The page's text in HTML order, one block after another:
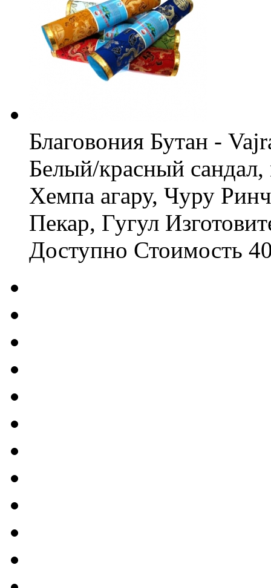
Благовония Бутан -
Белый/красный
Хемпа агару, Чуру
Пекар, Гугул
Доступно Стоимость